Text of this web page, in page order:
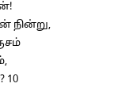
நின்று,